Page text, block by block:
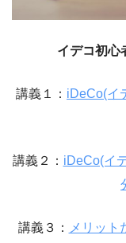
イデコ初心
講義１： iDeCo(イ
講義２： iDeCo(イ
講義３：
メリット